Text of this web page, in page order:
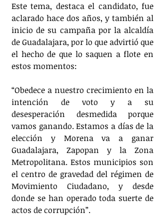
Este tema, destaca el candidato, fue
aclarado hace dos años, y también al
inicio de su campaña por la alcaldía
de Guadalajara, por lo que advirtió que
el hecho de que lo saquen a flote en
estos momentos:
“Obedece a nuestro crecimiento en la
intención de voto y a su
desesperación desmedida porque
vamos ganando. Estamos a días de la
elección y Morena va a ganar
Guadalajara, Zapopan y la Zona
Metropolitana. Estos municipios son
el centro de gravedad del régimen de
Movimiento Ciudadano, y desde
donde se han operado toda suerte de
actos de corrupción”.